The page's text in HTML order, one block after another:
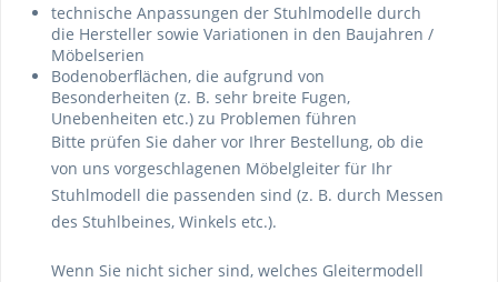
technische Anpassungen der Stuhlmodelle durch
die Hersteller sowie Variationen in den Baujahren /
Möbelserien
Bodenoberflächen, die aufgrund von
Besonderheiten (z. B. sehr breite Fugen,
Unebenheiten etc.) zu Problemen führen
Bitte prüfen Sie daher vor Ihrer Bestellung, ob die
von uns vorgeschlagenen Möbelgleiter für Ihr
Stuhlmodell die passenden sind (z. B. durch Messen
des Stuhlbeines, Winkels etc.).
Wenn Sie nicht sicher sind, welches Gleitermodell